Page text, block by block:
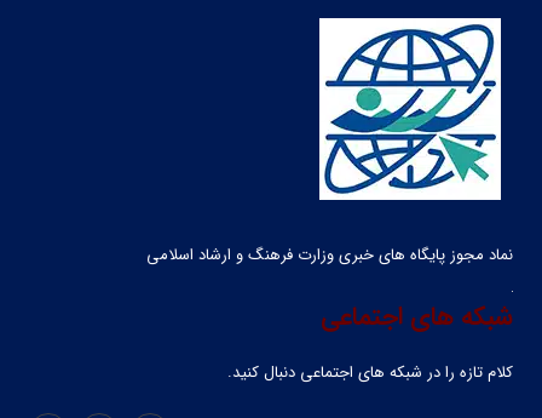
نماد مجوز پایگاه های خبری وزارت فرهنگ و ارشاد اسلامی
شبکه های اجتماعی
کلام تازه را در شبکه ‌های اجتماعی دنبال کنید.